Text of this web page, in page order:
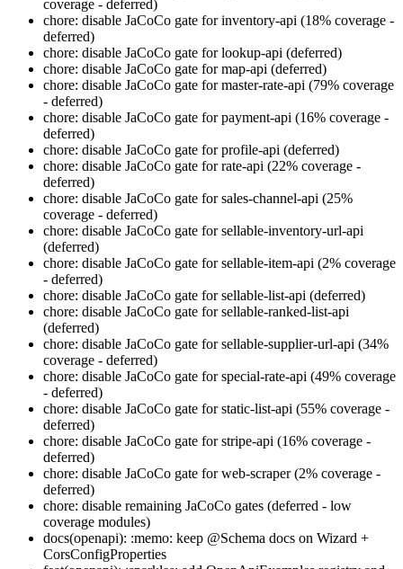
coverage - deferred)
chore: disable JaCoCo gate for inventory-api (18% coverage -
deferred)
chore: disable JaCoCo gate for lookup-api (deferred)
chore: disable JaCoCo gate for map-api (deferred)
chore: disable JaCoCo gate for master-rate-api (79% coverage
- deferred)
chore: disable JaCoCo gate for payment-api (16% coverage -
deferred)
chore: disable JaCoCo gate for profile-api (deferred)
chore: disable JaCoCo gate for rate-api (22% coverage -
deferred)
chore: disable JaCoCo gate for sales-channel-api (25%
coverage - deferred)
chore: disable JaCoCo gate for sellable-inventory-url-api
(deferred)
chore: disable JaCoCo gate for sellable-item-api (2% coverage
- deferred)
chore: disable JaCoCo gate for sellable-list-api (deferred)
chore: disable JaCoCo gate for sellable-ranked-list-api
(deferred)
chore: disable JaCoCo gate for sellable-supplier-url-api (34%
coverage - deferred)
chore: disable JaCoCo gate for special-rate-api (49% coverage
- deferred)
chore: disable JaCoCo gate for static-list-api (55% coverage -
deferred)
chore: disable JaCoCo gate for stripe-api (16% coverage -
deferred)
chore: disable JaCoCo gate for web-scraper (2% coverage -
deferred)
chore: disable remaining JaCoCo gates (deferred - low
coverage modules)
docs(openapi): :memo: keep @Schema docs on Wizard +
CorsConfigProperties